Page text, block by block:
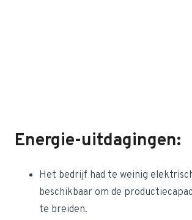
Energie-uitdagingen:
Het bedrijf had te weinig
beschikbaar om de
te breiden.